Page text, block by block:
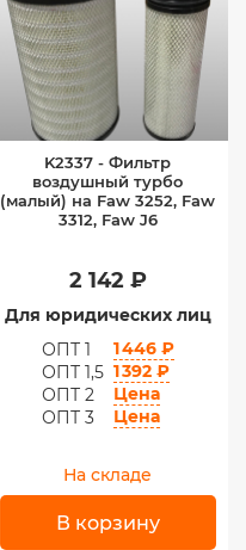
K2337 - Фильтр
воздушный турбо
(малый) на Faw 3252, Faw
3312, Faw J6
2 142 ₽
Для юридических лиц
ОПТ 1
1 446 ₽
ОПТ 1,5 1 392 ₽
ОПТ 2
Цена
ОПТ 3
Цена
На складе
В корзину